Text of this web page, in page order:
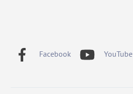
Facebook YouTube